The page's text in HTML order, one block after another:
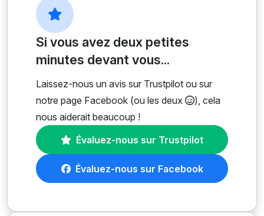
Si vous avez deux petites
minutes devant vous...
Laissez-nous un avis sur Trustpilot ou sur
notre page Facebook (ou les deux
), cela
nous aiderait beaucoup !
Évaluez-nous sur Trustpilot
Évaluez-nous sur Facebook